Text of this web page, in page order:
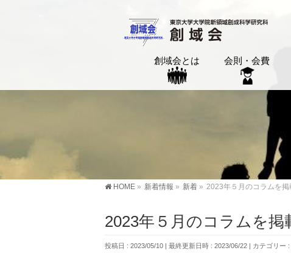
創域会とは 会則・会費
HOME » 新着情報 » 新着 » 2023年５月のコラムを掲
2023年５月のコラムを掲
投稿日 : 2023/05/10 最終更新日時 : 2023/06/22 カテゴリー :